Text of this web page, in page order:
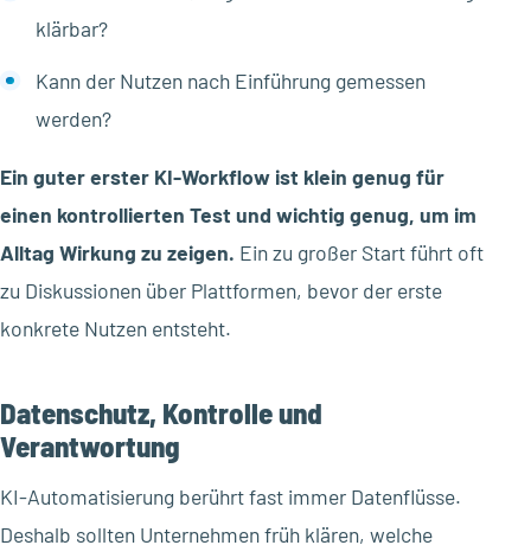
klärbar?
Kann der Nutzen nach Einführung gemessen
werden?
Ein guter erster KI-Workflow ist klein genug für
einen kontrollierten Test und wichtig genug, um im
Alltag Wirkung zu zeigen. Ein zu großer Start führt oft
zu Diskussionen über Plattformen, bevor der erste
konkrete Nutzen entsteht.
Datenschutz, Kontrolle und
Verantwortung
KI-Automatisierung berührt fast immer Datenflüsse.
Deshalb sollten Unternehmen früh klären, welche